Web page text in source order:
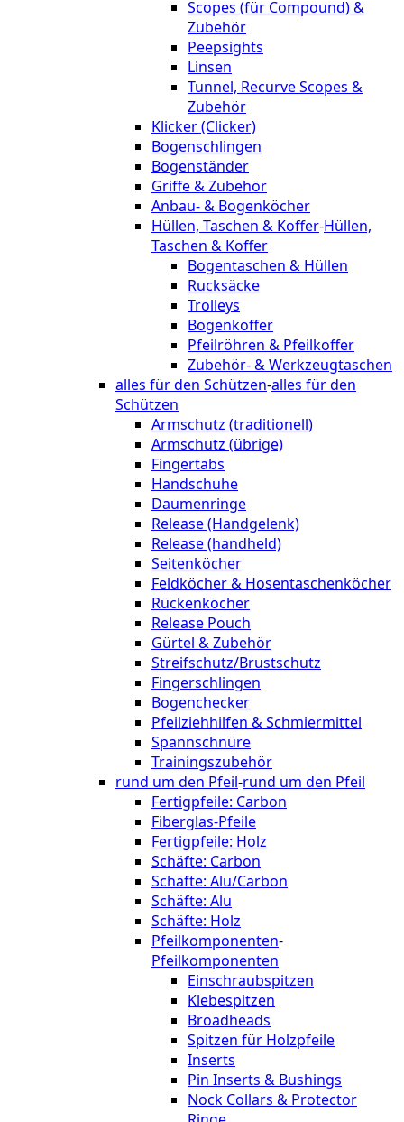
Scopes (für Compound) &
Zubehör
Peepsights
Linsen
Tunnel, Recurve Scopes &
Zubehör
Klicker (Clicker)
Bogenschlingen
Bogenständer
Griffe & Zubehör
Anbau- & Bogenköcher
Hüllen, Taschen & Koffer-Hüllen,
Taschen & Koffer
Bogentaschen & Hüllen
Rucksäcke
Trolleys
Bogenkoffer
Pfeilröhren & Pfeilkoffer
Zubehör- & Werkzeugtaschen
alles für den Schützen-alles für den
Schützen
Armschutz (traditionell)
Armschutz (übrige)
Fingertabs
Handschuhe
Daumenringe
Release (Handgelenk)
Release (handheld)
Seitenköcher
Feldköcher & Hosentaschenköcher
Rückenköcher
Release Pouch
Gürtel & Zubehör
Streifschutz/Brustschutz
Fingerschlingen
Bogenchecker
Pfeilziehhilfen & Schmiermittel
Spannschnüre
Trainingszubehör
rund um den Pfeil-rund um den Pfeil
Fertigpfeile: Carbon
Fiberglas-Pfeile
Fertigpfeile: Holz
Schäfte: Carbon
Schäfte: Alu/Carbon
Schäfte: Alu
Schäfte: Holz
Pfeilkomponenten-
Pfeilkomponenten
Einschraubspitzen
Klebespitzen
Broadheads
Spitzen für Holzpfeile
Inserts
Pin Inserts & Bushings
Nock Collars & Protector